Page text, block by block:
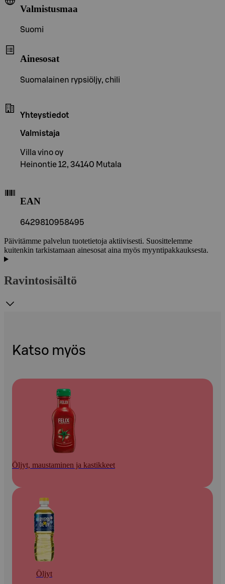
Valmistusmaa
Suomi
Ainesosat
Suomalainen rypsiöljy, chili
Yhteystiedot
Valmistaja
Villa vino oy
Heinontie 12, 34140 Mutala
EAN
6429810958495
Päivitämme palvelun tuotetietoja aktiivisesti. Suosittelemme
kuitenkin tarkistamaan ainesosat aina myös myyntipakkauksesta.
Ravintosisältö
Katso myös
Öljyt, maustaminen ja kastikkeet
Öljyt